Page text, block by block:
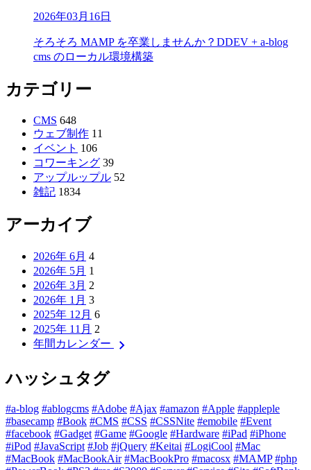
2026年03月16日
そろそろ MAMP を卒業しませんか？DDEV + a-blog
cms のローカル環境構築
カテゴリー
CMS 648
ウェブ制作 11
イベント 106
コワーキング 39
アップルップル 52
雑記 1834
アーカイブ
2026年 6月 4
2026年 5月 1
2026年 3月 2
2026年 1月 3
2025年 12月 6
2025年 11月 2
年間カレンダー
chevron_right
ハッシュタグ
#a-blog #ablogcms #Adobe #Ajax #amazon #Apple #appleple
#basecamp #Book #CMS #CSS #CSSNite #emobile #Event
#facebook #Gadget #Game #Google #Hardware #iPad #iPhone
#iPod #JavaScript #Job #jQuery #Keitai #LogiCool #Mac
#MacBook #MacBookAir #MacBookPro #macosx #MAMP #php